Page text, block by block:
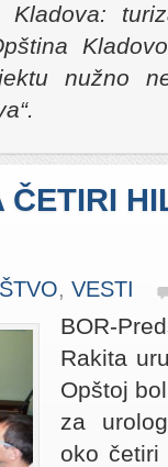
Kladova:
nužno
ČETIRI
, VESTI
BOR-
Rakita
Opštoj
za
oko